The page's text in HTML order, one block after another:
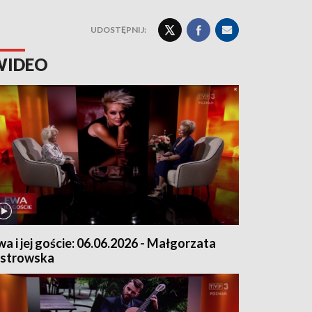
UDOSTĘPNIJ:
i jej goście: 06.06.2026 - Małgorzata